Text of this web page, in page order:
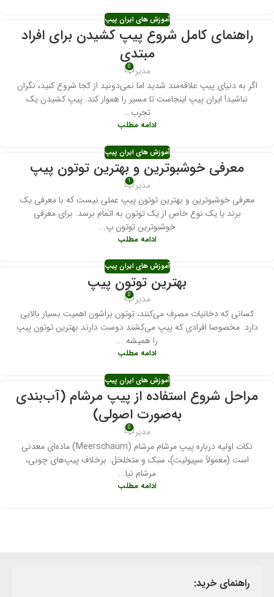
آموزش های ایران پیپ
راهنمای کامل شروع پیپ کشیدن برای افراد
مبتدی
مدیر 0
اگر به دنیای پیپ علاقه‌مند شدید اما نمی‌دونید از کجا شروع کنید، نگران
نباشید! ایران پیپ اینجاست تا مسیر را هموار کند. پیپ کشیدن یک
تجرب...
ادامه مطلب
آموزش های ایران پیپ
معرفی خوشبوترین و بهترین توتون پیپ
مدیر 1
معرفی خوشبوترین و بهترین توتون‌ پیپ عملی نیست که با معرفی یک
برند یا یک نوع خاص از یک توتون به اتمام برسد. برای معرفی
خوشبوترین توتون پ...
ادامه مطلب
آموزش های ایران پیپ
بهترین توتون پیپ
مدیر 0
کسانی که دخانیات مصرف می‌کنند، توتون براشون اهمیت بسیار بالایی
دارد. مخصوصا افرادی که پیپ می‌کشند دوست دارند بهترین توتون پیپ
را همیشه ...
ادامه مطلب
آموزش های ایران پیپ
مراحل شروع استفاده از پیپ مرشام (آب‌بندی
به‌صورت اصولی)
مدیر 0
نکات اولیه درباره پیپ مرشام مرشام (Meerschaum) ماده‌ای معدنی
است (معمولاً سپیولیت)، سبک و متخلخل. برخلاف پیپ‌های چوبی،
مرشام نیا...
ادامه مطلب
راهنمای خرید: